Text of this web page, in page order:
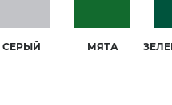
СЕРЫЙ МЯТА